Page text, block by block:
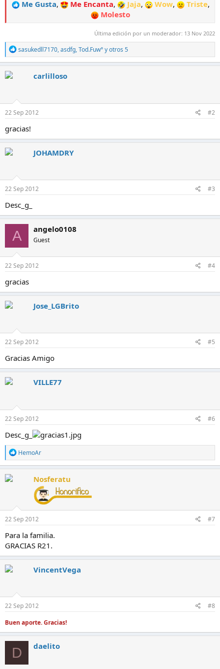
Me Gusta, Me Encanta, Jaja, Wow, Triste,
Molesto
Última edición por un moderador: 13 Nov 2022
R
e
a
n
e
s
:
sasukedll7170,asdfg,Tod.Fuw°y otros 5
carlilloso
22 Sep 2012 #2
gracias!
JOHAMDRY
22 Sep 2012 #3
Desc_g_
A angelo0108
Guest
22 Sep 2012 #4
gracias
Jose_LGBrito
22 Sep 2012 #5
Gracias Amigo
VILLE77
22 Sep 2012 #6
Desc_g_
R
e
a
n
s
HemoAr
Nosferatu
22 Sep 2012 #7
Para la familia.
GRACIAS R21.
VincentVega
22 Sep 2012
#8
Buen aporte. Gracias!
D daelito